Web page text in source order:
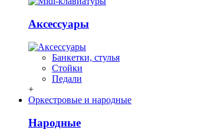
Аксессуары
Банкетки, стулья
Стойки
Педали
+
Оркестровые и народные
Народные